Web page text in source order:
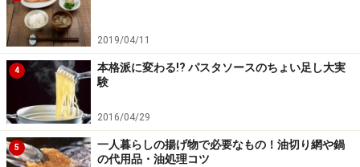
2019/04/11
4
本格派に変わる!? パスタソースのちょい足し大実
験
2016/04/29
5
一人暮らしの揚げ物で必要なもの！油切り網や鍋
の代用品・油処理コツ